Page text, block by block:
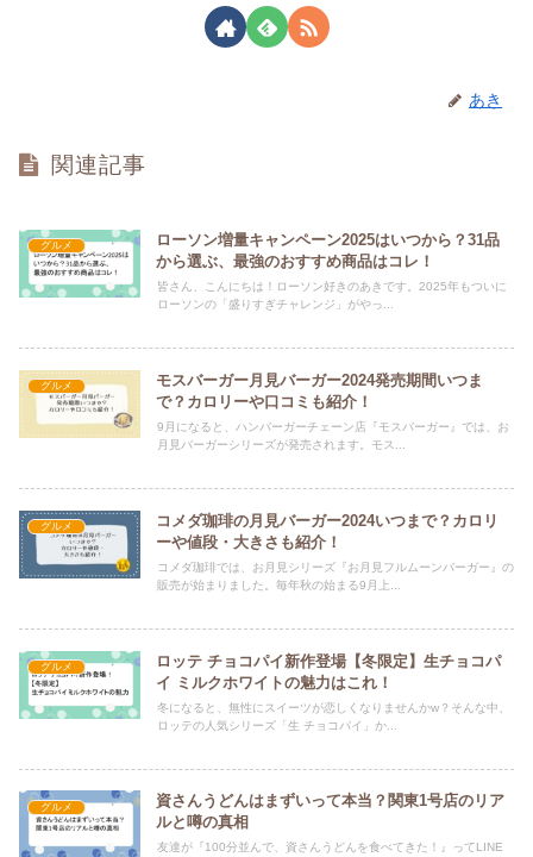
あき
関連記事
グルメ
ローソン増量キャンペーン2025はいつから？31品
から選ぶ、最強のおすすめ商品はコレ！
皆さん、こんにちは！ローソン好きのあきです。2025年もついに
ローソンの「盛りすぎチャレンジ」がやっ...
グルメ
モスバーガー月見バーガー2024発売期間いつま
で？カロリーや口コミも紹介！
9月になると、ハンバーガーチェーン店『モスバーガー』では、お
月見バーガーシリーズが発売されます。モス...
グルメ
コメダ珈琲の月見バーガー2024いつまで？カロリ
ーや値段・大きさも紹介！
コメダ珈琲では、お月見シリーズ『お月見フルムーンバーガー』の
販売が始まりました。毎年秋の始まる9月上...
グルメ
ロッテ チョコパイ新作登場【冬限定】生チョコパ
イ ミルクホワイトの魅力はこれ！
冬になると、無性にスイーツが恋しくなりませんかw？そんな中、
ロッテの人気シリーズ「生 チョコパイ」か...
グルメ
資さんうどんはまずいって本当？関東1号店のリア
ルと噂の真相
友達が『100分並んで、資さんうどんを食べてきた！』ってLINE